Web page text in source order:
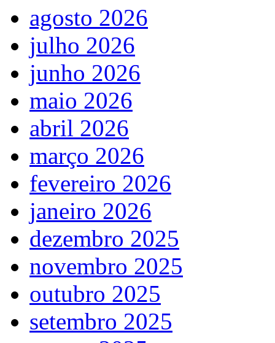
agosto 2026
julho 2026
junho 2026
maio 2026
abril 2026
março 2026
fevereiro 2026
janeiro 2026
dezembro 2025
novembro 2025
outubro 2025
setembro 2025